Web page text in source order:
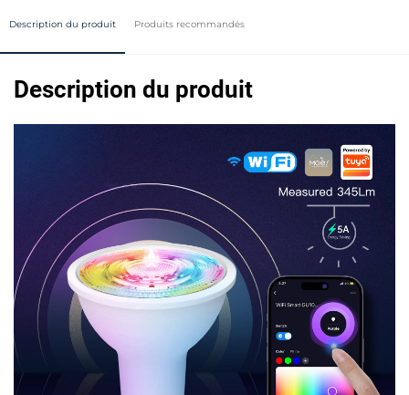
Description du produit Produits recommandés
Description du produit